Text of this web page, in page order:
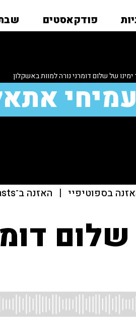
פודקאסטים
ימינו של שלום דומרני נורה למוות באשקלון
בספוטיפיי | האזנה ב־Apple Podcasts